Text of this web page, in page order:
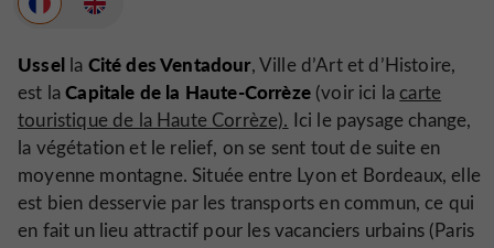
Ussella Cité des Ventadour, Ville d’Art et d’Histoire,
est laCapitale de la Haute-Corrèze(voir ici la carte
touristique de la Haute Corrèze). Ici le paysage change,
la végétation et le relief, on se sent tout de suite en
moyenne montagne. Située entre Lyon et Bordeaux, elle
est bien desservie par les transports en commun, ce qui
en fait un lieu attractif pour les vacanciers urbains (Paris